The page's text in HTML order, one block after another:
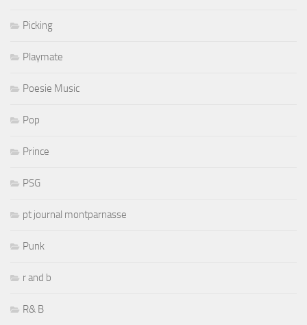
Picking
Playmate
Poesie Music
Pop
Prince
PSG
pt journal montparnasse
Punk
r and b
R& B